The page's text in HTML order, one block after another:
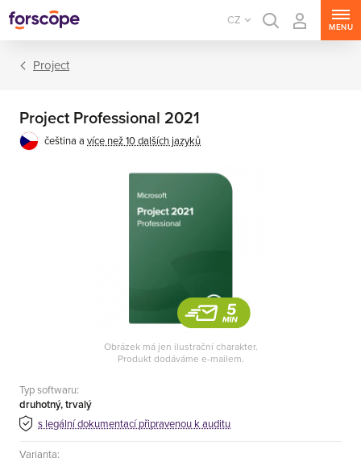
CZ
MENU
Project
Project Professional 2021
čeština a více než 10 dalších jazyků
Obrázek má jen ilustrační charakter.
Produkt dodáváme e-mailem.
Typ softwaru:
druhotný, trvalý
s legální dokumentací připravenou k auditu
Varianta: